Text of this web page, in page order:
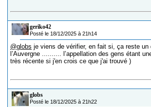
geriko42
Posté le 18/12/2025 à 21h14
@globs je viens de vérifier, en fait si, ça reste un
l’Auvergne .......... l’appellation des gens étant
très récente si j'en crois ce que j'ai trouvé )
globs
Posté le 18/12/2025 à 21h22